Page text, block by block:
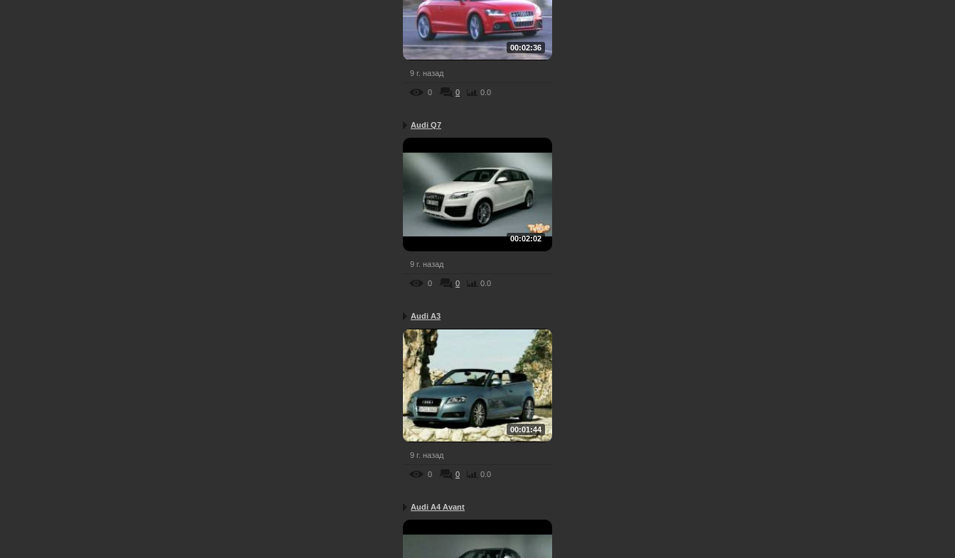
00:02:36
9 г. назад
0 0 0.0
Audi Q7
00:02:02
9 г. назад
0 0 0.0
Audi A3
00:01:44
9 г. назад
0 0 0.0
Audi A4 Avant